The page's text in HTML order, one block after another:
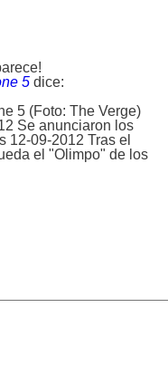
5 dice:
5 (Foto: The Verge)
Se anunciaron los
12-09-2012 Tras el
el "Olimpo" de los